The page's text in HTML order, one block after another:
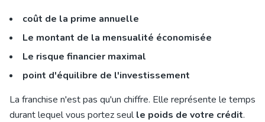
coût de la prime annuelle
Le montant de la mensualité économisée
Le risque financier maximal
point d'équilibre de l'investissement
La franchise n'est pas qu'un chiffre. Elle représente le temps
durant lequel vous portez seulle poids de votre crédit.